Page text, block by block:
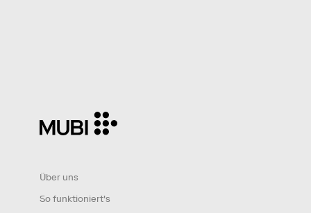
Über uns
So funktioniert's